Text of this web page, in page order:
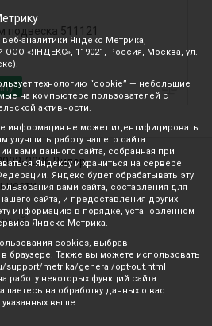
подвеска 511121
2026 Вилор
аналитики Яндекс Метрика,
«ЯНДЕКС», 119021, Россия, Москва, ул.
технологию “cookie” — небольшие
на компьютере пользователей с
активности.
информация не может идентифицировать
улучшить работу нашего сайта.
вами данного сайта, собранная при
Яндексу и храниться на сервере
Яндекс будет обрабатывать эту
вами сайта, составления для
сайта, и предоставления других
информацию в порядке, установленном
Яндекс Метрика.
cookies, выбрав
браузере. Также вы можете использовать
support/metrika/general/opt-out.html
работу некоторых функций сайта.
на обработку данных о вас
выше.